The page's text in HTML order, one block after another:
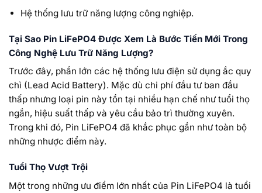
Hệ thống lưu trữ năng lượng công nghiệp.
Tại Sao Pin LiFePO4 Được Xem Là Bước Tiến Mới Trong
Công Nghệ Lưu Trữ Năng Lượng?
Trước đây, phần lớn các hệ thống lưu điện sử dụng ắc quy
chì (Lead Acid Battery). Mặc dù chi phí đầu tư ban đầu
thấp nhưng loại pin này tồn tại nhiều hạn chế như tuổi thọ
ngắn, hiệu suất thấp và yêu cầu bảo trì thường xuyên.
Trong khi đó, Pin LiFePO4 đã khắc phục gần như toàn bộ
những nhược điểm này.
Tuổi Thọ Vượt Trội
Một trong những ưu điểm lớn nhất của Pin LiFePO4 là tuổi